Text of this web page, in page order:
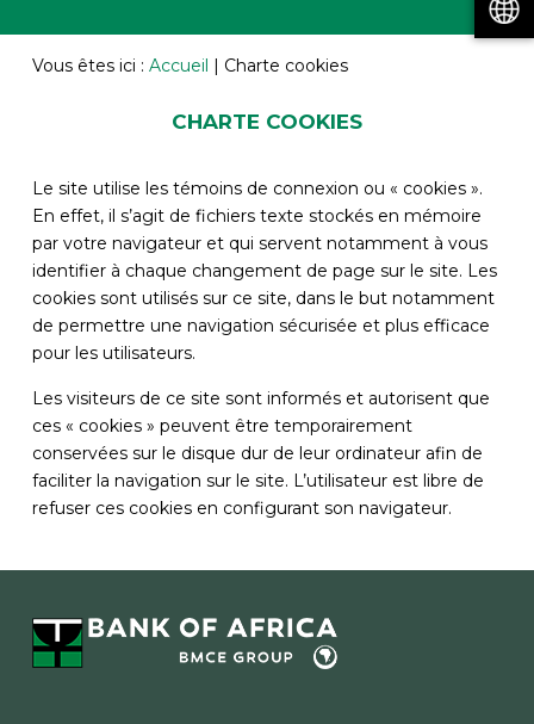
Vous êtes ici : Accueil | Charte cookies
CHARTE COOKIES
Le site utilise les témoins de connexion ou « cookies ».
En effet, il s’agit de fichiers texte stockés en mémoire
par votre navigateur et qui servent notamment à vous
identifier à chaque changement de page sur le site. Les
cookies sont utilisés sur ce site, dans le but notamment
de permettre une navigation sécurisée et plus efficace
pour les utilisateurs.
Les visiteurs de ce site sont informés et autorisent que
ces « cookies » peuvent être temporairement
conservées sur le disque dur de leur ordinateur afin de
faciliter la navigation sur le site. L’utilisateur est libre de
refuser ces cookies en configurant son navigateur.